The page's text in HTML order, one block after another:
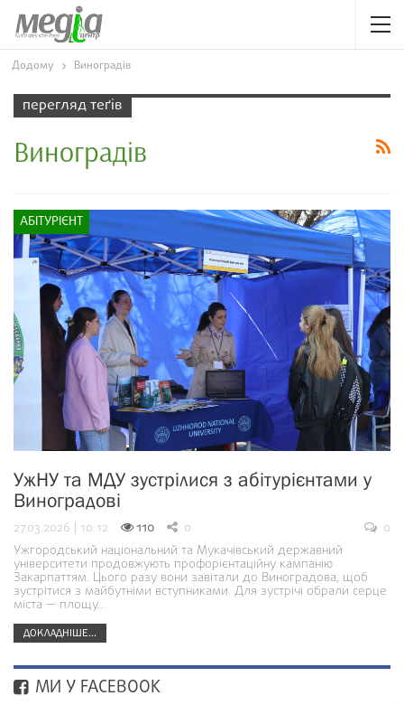
Додому Виноградів
перегляд теґів
Виноградів
АБІТУРІЄНТ
УжНУ та МДУ зустрілися з абітурієнтами у
Виноградові
27.03.2026 | 10:12 110 0
0
Ужгородський національний та Мукачівський державний
університети продовжують профорієнтаційну кампанію
Закарпаттям. Цього разу вони завітали до Виноградова, щоб
зустрітися з майбутніми вступниками. Для зустрічі обрали серце
міста — площу…
ДОКЛАДНІШЕ...
МИ У FACEBOOK